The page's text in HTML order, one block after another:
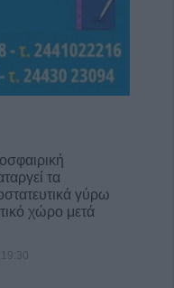
τα
γύρω
χώρο μετά